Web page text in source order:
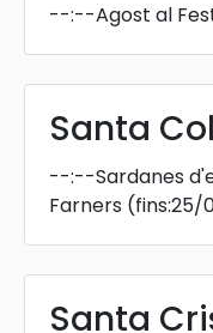
--:--Agost al
Santa
--:--Sardanes
Farners (fins:25/
Santa